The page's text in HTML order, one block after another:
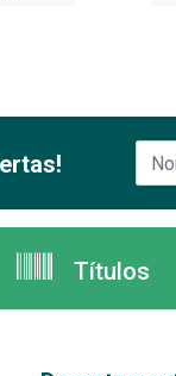
Títulos